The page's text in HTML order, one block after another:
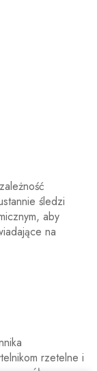
śledzi
aby
na
rzetelne i